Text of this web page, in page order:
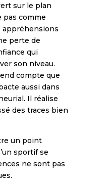
sur le plan
pas comme
appréhensions
perte de
qui
son niveau.
compte que
aussi dans
Il réalise
des traces bien
un point
sportif se
ne sont pas